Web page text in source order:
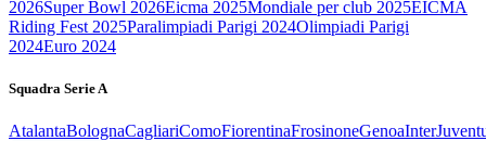
2026Super Bowl 2026Eicma 2025Mondiale per club 2025EICMA
Riding Fest 2025Paralimpiadi Parigi 2024Olimpiadi Parigi
2024Euro 2024
Squadra Serie A
AtalantaBolognaCagliariComoFiorentinaFrosinoneGenoaInter